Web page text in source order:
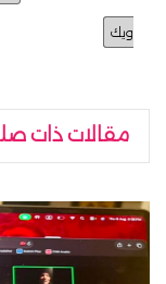
ويك
مقالات ذات